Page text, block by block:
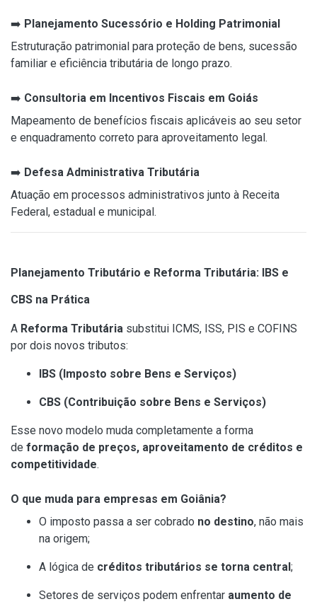
➡️ Planejamento Sucessório e Holding Patrimonial
Estruturação patrimonial para proteção de bens, sucessão
familiar e eficiência tributária de longo prazo.
➡️ Consultoria em Incentivos Fiscais em Goiás
Mapeamento de benefícios fiscais aplicáveis ao seu setor
e enquadramento correto para aproveitamento legal.
➡️ Defesa Administrativa Tributária
Atuação em processos administrativos junto à Receita
Federal, estadual e municipal.
Planejamento Tributário e Reforma Tributária: IBS e
CBS na Prática
A Reforma Tributária substitui ICMS, ISS, PIS e COFINS
por dois novos tributos:
IBS (Imposto sobre Bens e Serviços)
CBS (Contribuição sobre Bens e Serviços)
Esse novo modelo muda completamente a forma
de formação de preços, aproveitamento de créditos e
competitividade.
O que muda para empresas em Goiânia?
O imposto passa a ser cobrado no destino, não mais
na origem;
A lógica de créditos tributários se torna central;
Setores de serviços podem enfrentar aumento de